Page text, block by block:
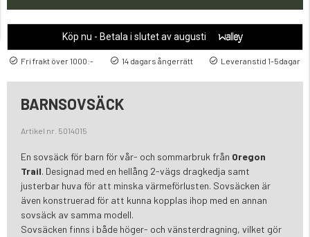
Köp nu - Betala i slutet av augusti
Fri frakt över 1000:- 14 dagars ångerrätt Leveranstid 1-5dagar
BARNSOVSÄCK
Artikel nr. 5014015
En sovsäck för barn för vår- och sommarbruk från Oregon
Trail. Designad med en hellång 2-vägs dragkedja samt
justerbar huva för att minska värmeförlusten. Sovsäcken är
även konstruerad för att kunna kopplas ihop med en annan
sovsäck av samma modell.
Sovsäcken finns i både höger- och vänsterdragning, vilket gör